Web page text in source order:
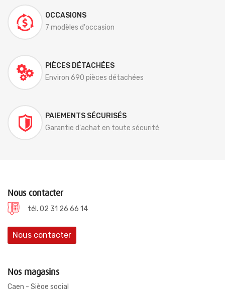
OCCASIONS
7 modèles d'occasion
PIÈCES DÉTACHÉES
Environ 690 pièces détachées
PAIEMENTS SÉCURISÉS
Garantie d'achat en toute sécurité
Nous contacter
tél. 02 31 26 66 14
Nous contacter
Nos magasins
Caen - Siège social